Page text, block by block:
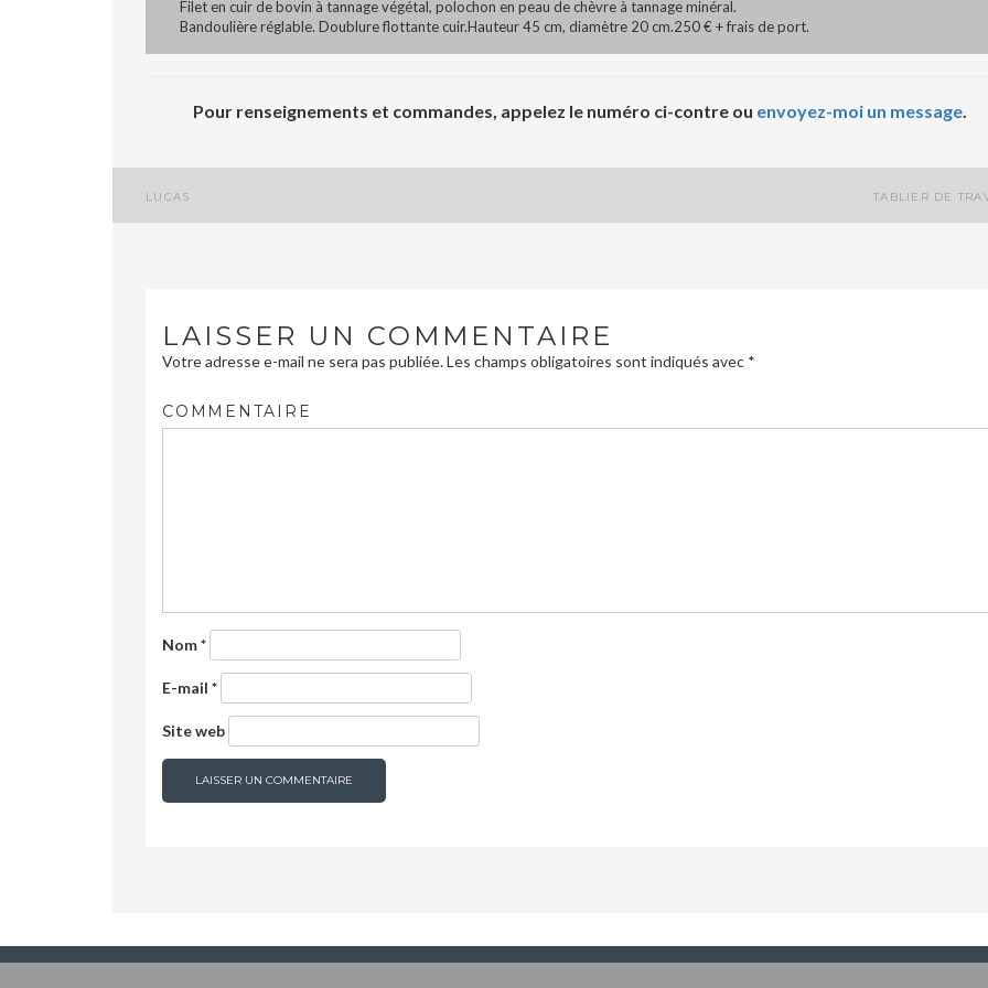
Filet en cuir de bovin à tannage végétal, polochon en peau de chèvre à tannage minéral.
Bandoulière réglable. Doublure flottante cuir.Hauteur 45 cm, diamètre 20 cm.250 € + frais de port.
Pour renseignements et commandes, appelez le numéro ci-contre ou envoyez-moi un message.
Navigation
LUCAS TABLIER DE
LAISSER UN COMMENTAIRE
Votre adresse e-mail ne sera pas publiée.Les champs obligatoires sont indiqués avec *
COMMENTAIRE
Nom*
E-mail *
Site web